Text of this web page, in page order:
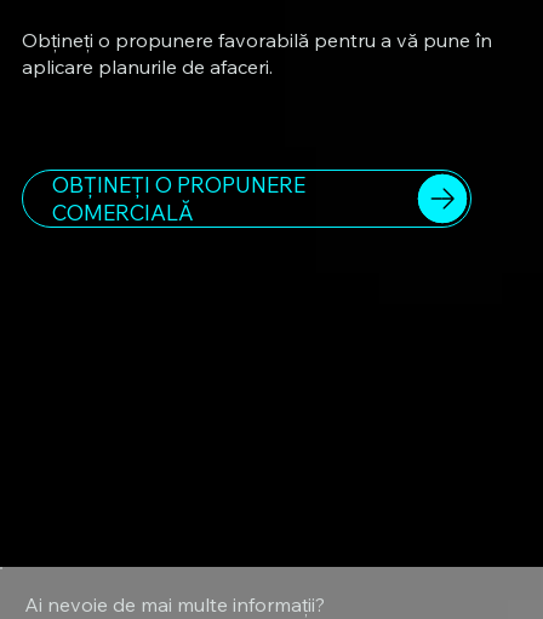
Obțineți o propunere favorabilă pentru a vă pune în
aplicare planurile de afaceri.
OBȚINEȚI O PROPUNERE
COMERCIALĂ
Ai nevoie de mai multe informații?